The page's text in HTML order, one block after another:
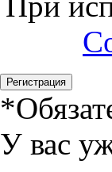
*
У вас